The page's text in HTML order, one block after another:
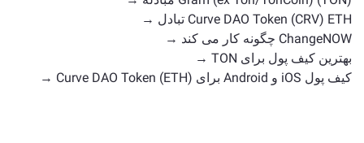
Curve DAO Token (CRV) ETH تبادل →
ChangeNOW چگونه کار می کند →
بهترین کیف پول برای TON →
کیف پول iOS و Android برای Curve DAO Token (ETH) →